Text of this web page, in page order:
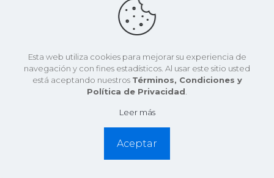
Esta web utiliza cookies para mejorar su experiencia de
navegación y con fines estadísticos. Al usar este sitio usted
está aceptando nuestros Términos, Condiciones y
Política de Privacidad
Leer más
Aceptar